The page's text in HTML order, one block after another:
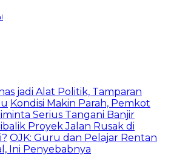
jadi Alat Politik, Tamparan
Kondisi Makin Parah, Pemkot
Serius Tangani Banjir
Proyek Jalan Rusak di
OJK: Guru dan Pelajar Rentan
Ini Penyebabnya